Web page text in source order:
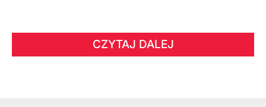
CZYTAJ DALEJ